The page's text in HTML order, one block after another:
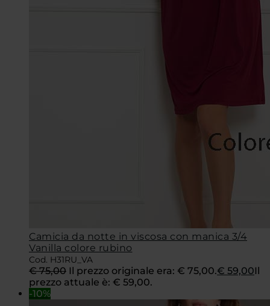
Camicia da notte in viscosa con manica 3/4
Vanilla colore rubino
Cod. H31RU_VA
€75,00 Il prezzo originale era: € 75,00.€ 59,00Il
prezzo attuale è: € 59,00.
-10%